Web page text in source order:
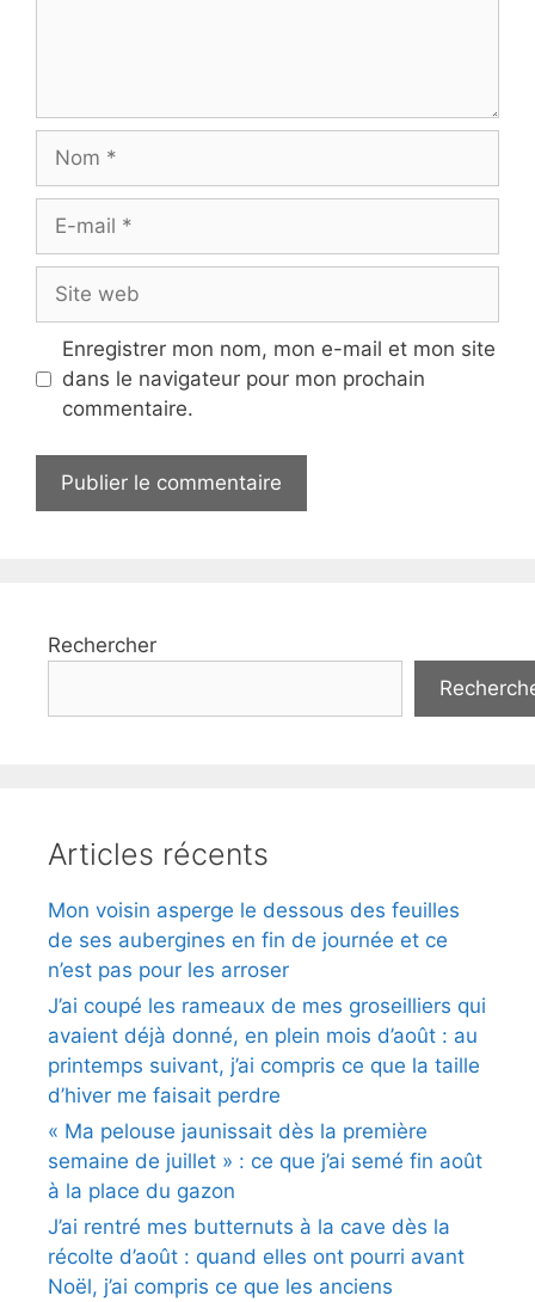
Nom
Site
web
Enregistrer mon nom, mon e-mail et mon site
dans le navigateur pour mon prochain
commentaire.
Rechercher
Articles récents
Mon voisin asperge le dessous des feuilles
de ses aubergines en fin de journée et ce
n’est pas pour les arroser
J’ai coupé les rameaux de mes groseilliers qui
avaient déjà donné, en plein mois d’août : au
printemps suivant, j’ai compris ce que la taille
d’hiver me faisait perdre
« Ma pelouse jaunissait dès la première
semaine de juillet » : ce que j’ai semé fin août
à la place du gazon
J’ai rentré mes butternuts à la cave dès la
récolte d’août : quand elles ont pourri avant
Noël, j’ai compris ce que les anciens